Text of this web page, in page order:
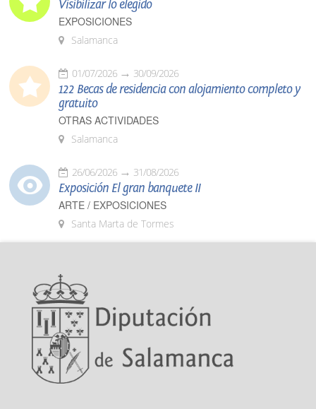
Visibilizar lo elegido
EXPOSICIONES
Salamanca
01/07/2026 30/09/2026
122 Becas de residencia con alojamiento completo y
gratuito
OTRAS ACTIVIDADES
Salamanca
26/06/2026 31/08/2026
Exposición El gran banquete II
ARTE / EXPOSICIONES
Santa Marta de Tormes